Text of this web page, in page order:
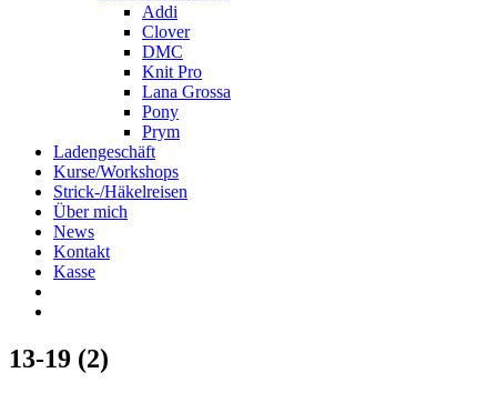
Addi
Clover
DMC
Knit Pro
Lana Grossa
Pony
Prym
Ladengeschäft
Kurse/Workshops
Strick-/Häkelreisen
Über mich
News
Kontakt
Kasse
13-19 (2)